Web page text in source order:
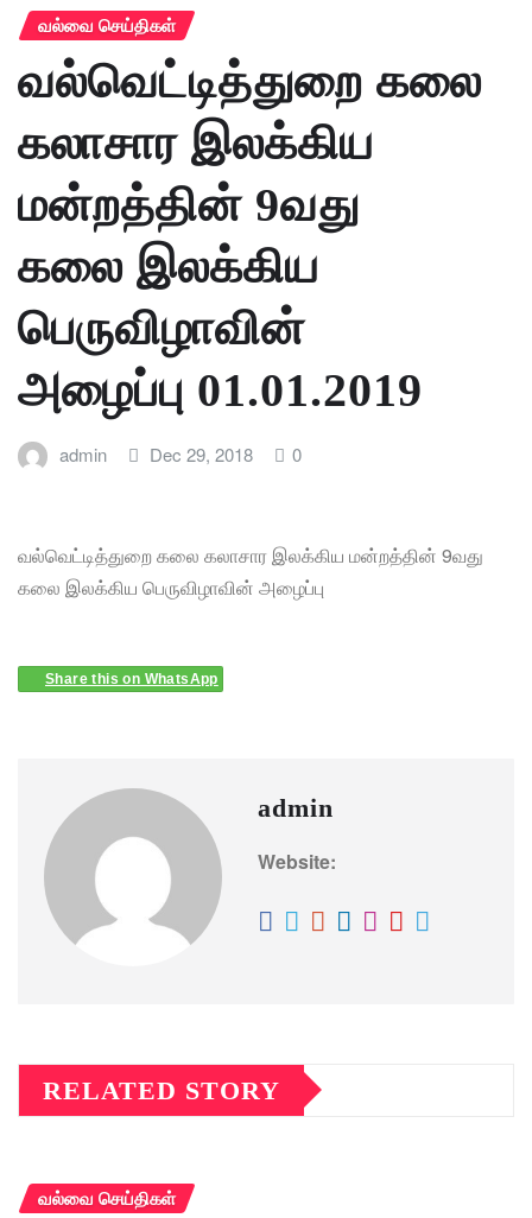
வல்வை செய்திகள்
வல்வெட்டித்துறை கலை
கலாசார இலக்கிய
மன்றத்தின் 9வது
கலை இலக்கிய
பெருவிழாவின்
அழைப்பு 01.01.2019
admin Dec 29, 2018 0
வல்வெட்டித்துறை கலை கலாசார இலக்கிய மன்றத்தின் 9வது
கலை இலக்கிய பெருவிழாவின் அழைப்பு
Share this on WhatsApp
admin
Website:
RELATED STORY
வல்வை செய்திகள்